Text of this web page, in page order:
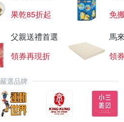
果乾85折起
免
父親送禮首選
領券再現折
馬
領
嚴選品牌